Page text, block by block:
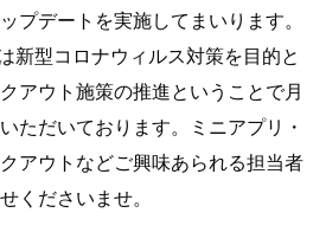
プデートを実施してまいります。
新型コロナウィルス対策を目的と
アウト施策の推進ということで月
ただいております。ミニアプリ・
アウトなどご興味あられる担当者
くださいませ。